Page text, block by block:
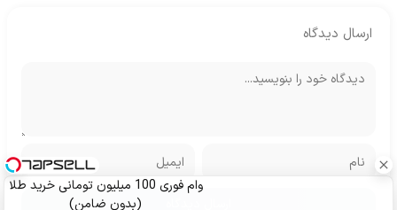
ارسال دیدگاه
وام فوری 100 میلیون تومانی خرید طلا
(بدون ضامن)